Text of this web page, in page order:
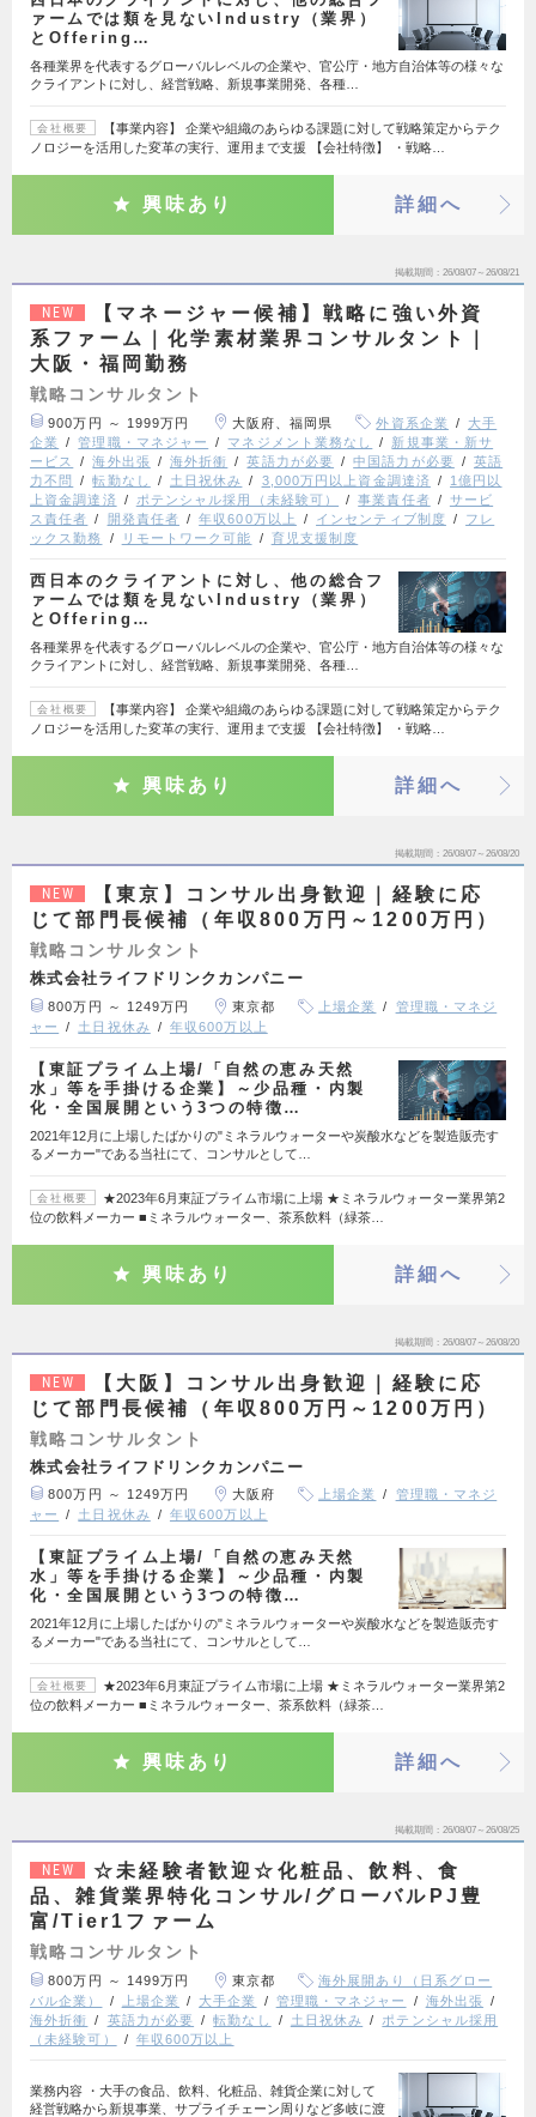
ァームでは類を見ないIndustry（業界）
とOffering…
各種業界を代表するグローバルレベルの企業や、官公庁・地方自治体等の様々な
クライアントに対し、経営戦略、新規事業開発、各種…
会社概要
【事業内容】 企業や組織のあらゆる課題に対して戦略策定からテク
ノロジーを活用した変革の実行、運用まで支援 【会社特徴】 ・戦略…
興味あり 詳細へ
掲載期間 26/08/07～26/08/21
NEW
【マネージャー候補】戦略に強い外資
系ファーム｜化学素材業界コンサルタント｜
大阪・福岡勤務
戦略コンサルタント
900万円 ～ 1999万円 大阪府、福岡県 外資系企業
大手
企業
管理職・マネジャー マネジメント業務なし
新規事業・新サ
ービス
海外出張 海外折衝 英語力が必要 中国語力が必要
英語
力不問
転勤なし 土日祝休み 3,000万円以上資金調達済
1億円以
上資金調達済
ポテンシャル採用（未経験可） 事業責任者
サービ
ス責任者
開発責任者 年収600万以上 インセンティブ制度
フレ
ックス勤務
リモートワーク可能 育児支援制度
西日本のクライアントに対し、他の総合フ
ァームでは類を見ないIndustry（業界）
とOffering…
各種業界を代表するグローバルレベルの企業や、官公庁・地方自治体等の様々な
クライアントに対し、経営戦略、新規事業開発、各種…
会社概要
【事業内容】 企業や組織のあらゆる課題に対して戦略策定からテク
ノロジーを活用した変革の実行、運用まで支援 【会社特徴】 ・戦略…
興味あり 詳細へ
掲載期間 26/08/07～26/08/20
NEW
【東京】コンサル出身歓迎｜経験に応
じて部門長候補（年収800万円～1200万円）
戦略コンサルタント
株式会社ライフドリンクカンパニー
800万円 ～ 1249万円 東京都 上場企業
管理職・マネジ
ャー
土日祝休み 年収600万以上
【東証プライム上場/「自然の恵み天然
水」等を手掛ける企業】～少品種・内製
化・全国展開という3つの特徴…
2021年12月に上場したばかりの"ミネラルウォーターや炭酸水などを製造販売す
るメーカー"である当社にて、コンサルとして…
会社概要
★2023年6月東証プライム市場に上場 ★ミネラルウォーター業界第2
位の飲料メーカー ■ミネラルウォーター、茶系飲料（緑茶…
興味あり 詳細へ
掲載期間 26/08/07～26/08/20
NEW
【大阪】コンサル出身歓迎｜経験に応
じて部門長候補（年収800万円～1200万円）
戦略コンサルタント
株式会社ライフドリンクカンパニー
800万円 ～ 1249万円 大阪府 上場企業
管理職・マネジ
ャー
土日祝休み 年収600万以上
【東証プライム上場/「自然の恵み天然
水」等を手掛ける企業】～少品種・内製
化・全国展開という3つの特徴…
2021年12月に上場したばかりの"ミネラルウォーターや炭酸水などを製造販売す
るメーカー"である当社にて、コンサルとして…
会社概要
★2023年6月東証プライム市場に上場 ★ミネラルウォーター業界第2
位の飲料メーカー ■ミネラルウォーター、茶系飲料（緑茶…
興味あり 詳細へ
掲載期間 26/08/07～26/08/25
NEW
☆未経験者歓迎☆化粧品、飲料、食
品、雑貨業界特化コンサル/グローバルPJ豊
富/Tier1ファーム
戦略コンサルタント
800万円 ～ 1499万円 東京都
海外展開あり（日系グロー
バル企業）
上場企業 大手企業 管理職・マネジャー
海外出張
海外折衝
英語力が必要 転勤なし 土日祝休み
ポテンシャル採用
（未経験可）
年収600万以上
業務内容 ・大手の食品、飲料、化粧品、雑貨企業に対して
経営戦略から新規事業、サプライチェーン周りなど多岐に渡